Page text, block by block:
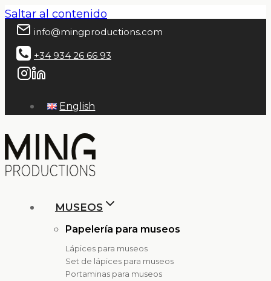
Saltar al contenido
info@mingproductions.com
+34 934 26 66 93
English
MUSEOS
Papelería para museos
Lápices para museos
Set de lápices para museos
Portaminas para museos